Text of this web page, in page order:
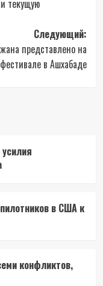
текущую
Следующий:
представлено на
в Ашхабаде
в США к
конфликтов,